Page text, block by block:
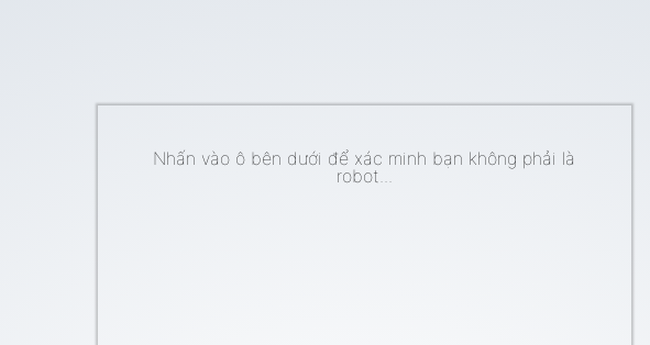
Nhấn vào ô bên dưới để xác minh bạn không phải là
robot...